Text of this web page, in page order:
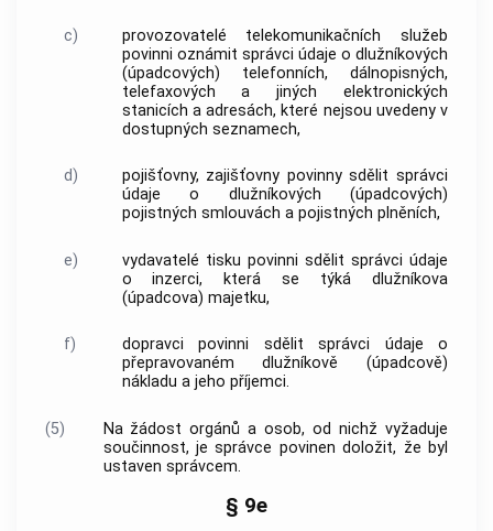
c)
provozovatelé telekomunikačních služeb
povinni oznámit správci údaje o dlužníkových
(úpadcových) telefonních, dálnopisných,
telefaxových a jiných elektronických
stanicích a adresách, které nejsou uvedeny v
dostupných seznamech,
d)
pojišťovny, zajišťovny povinny sdělit správci
údaje o dlužníkových (úpadcových)
pojistných smlouvách a pojistných plněních,
e)
vydavatelé tisku povinni sdělit správci údaje
o inzerci, která se týká dlužníkova
(úpadcova) majetku,
f)
dopravci povinni sdělit správci údaje o
přepravovaném dlužníkově (úpadcově)
nákladu a jeho příjemci.
(5)
Na žádost orgánů a osob, od nichž vyžaduje
součinnost, je správce povinen doložit, že byl
ustaven správcem.
§ 9e